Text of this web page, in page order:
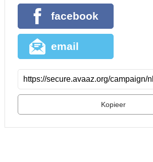
facebook
email
Kopieer